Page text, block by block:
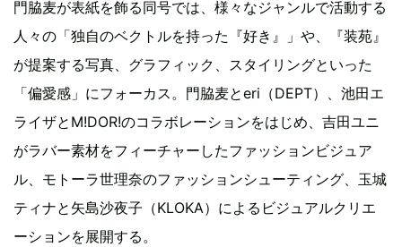
門脇麦が表紙を飾る同号では、様々なジャンルで活動する
人々の「独自のベクトルを持った『好き』」や、『装苑』
が提案する写真、グラフィック、スタイリングといった
「偏愛感」にフォーカス。門脇麦とeri（DEPT）、池田エ
ライザとM!DOR!のコラボレーションをはじめ、吉田ユニ
がラバー素材をフィーチャーしたファッションビジュア
ル、モトーラ世理奈のファッションシューティング、玉城
ティナと矢島沙夜子（KLOKA）によるビジュアルクリエ
ーションを展開する。